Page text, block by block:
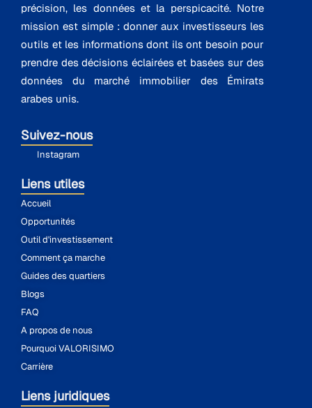
précision, les données et la perspicacité. Notre
mission est simple : donner aux investisseurs les
outils et les informations dont ils ont besoin pour
prendre des décisions éclairées et basées sur des
données du marché immobilier des Émirats
arabes unis.
Suivez-nous
Instagram
Liens utiles
Accueil
Opportunités
Outil d'investissement
Comment ça marche
Guides des quartiers
Blogs
FAQ
A propos de nous
Pourquoi VALORISIMO
Carrière
Liens juridiques